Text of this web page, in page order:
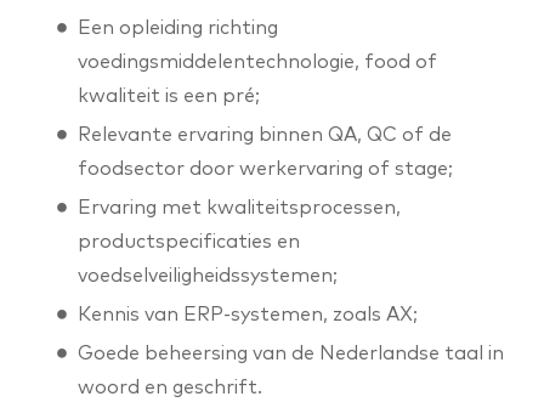
Een opleiding richting
voedingsmiddelentechnologie, food of
kwaliteit is een pré;
Relevante ervaring binnen QA, QC of de
foodsector door werkervaring of stage;
Ervaring met kwaliteitsprocessen,
productspecificaties en
voedselveiligheidssystemen;
Kennis van ERP-systemen, zoals AX;
Goede beheersing van de Nederlandse taal in
woord en geschrift.